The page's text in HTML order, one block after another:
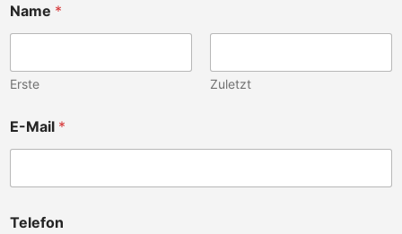
Name *
Erste Zuletzt
E-Mail *
Telefon